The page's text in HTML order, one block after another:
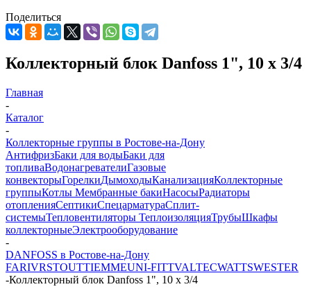
Поделиться
Коллекторный блок Danfoss 1", 10 х 3/4
Главная
-
Каталог
-
Коллекторные группы в Ростове-на-Дону
АнтифризБаки для водыБаки для
топливаВодонагревателиГазовые
конвекторыГорелкиДымоходыКанализацияКоллекторные
группыКотлы Мембранные бакиНасосыРадиаторы
отопленияСептикиСпецарматураСплит-
системыТепловентиляторы ТеплоизоляцияТрубыШкафы
коллекторныеЭлектрооборудование
-
DANFOSS в Ростове-на-Дону
FARIVRSTOUTTIEMMEUNI-FITTVALTECWATTSWESTER
-Коллекторный блок Danfoss 1", 10 х 3/4